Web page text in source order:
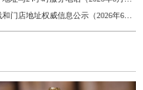
地址权威信息公示（2026年6月最新）